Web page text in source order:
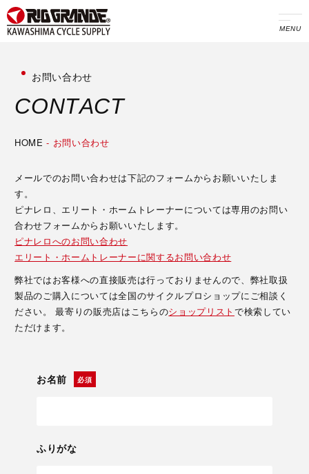
MENU
お問い合わせ
CONTACT
HOME - お問い合わせ
メールでのお問い合わせは下記のフォームからお願いいたしま
す。
ピナレロ、エリート・ホームトレーナーについては専用のお問い
合わせフォームからお願いいたします。
ピナレロへのお問い合わせ
エリート・ホームトレーナーに関するお問い合わせ
弊社ではお客様への直接販売は行っておりませんので、弊社取扱
製品のご購入については全国のサイクルプロショップにご相談く
ださい。 最寄りの販売店はこちらのショップリスト で検索してい
ただけます。
お名前
ふりがな